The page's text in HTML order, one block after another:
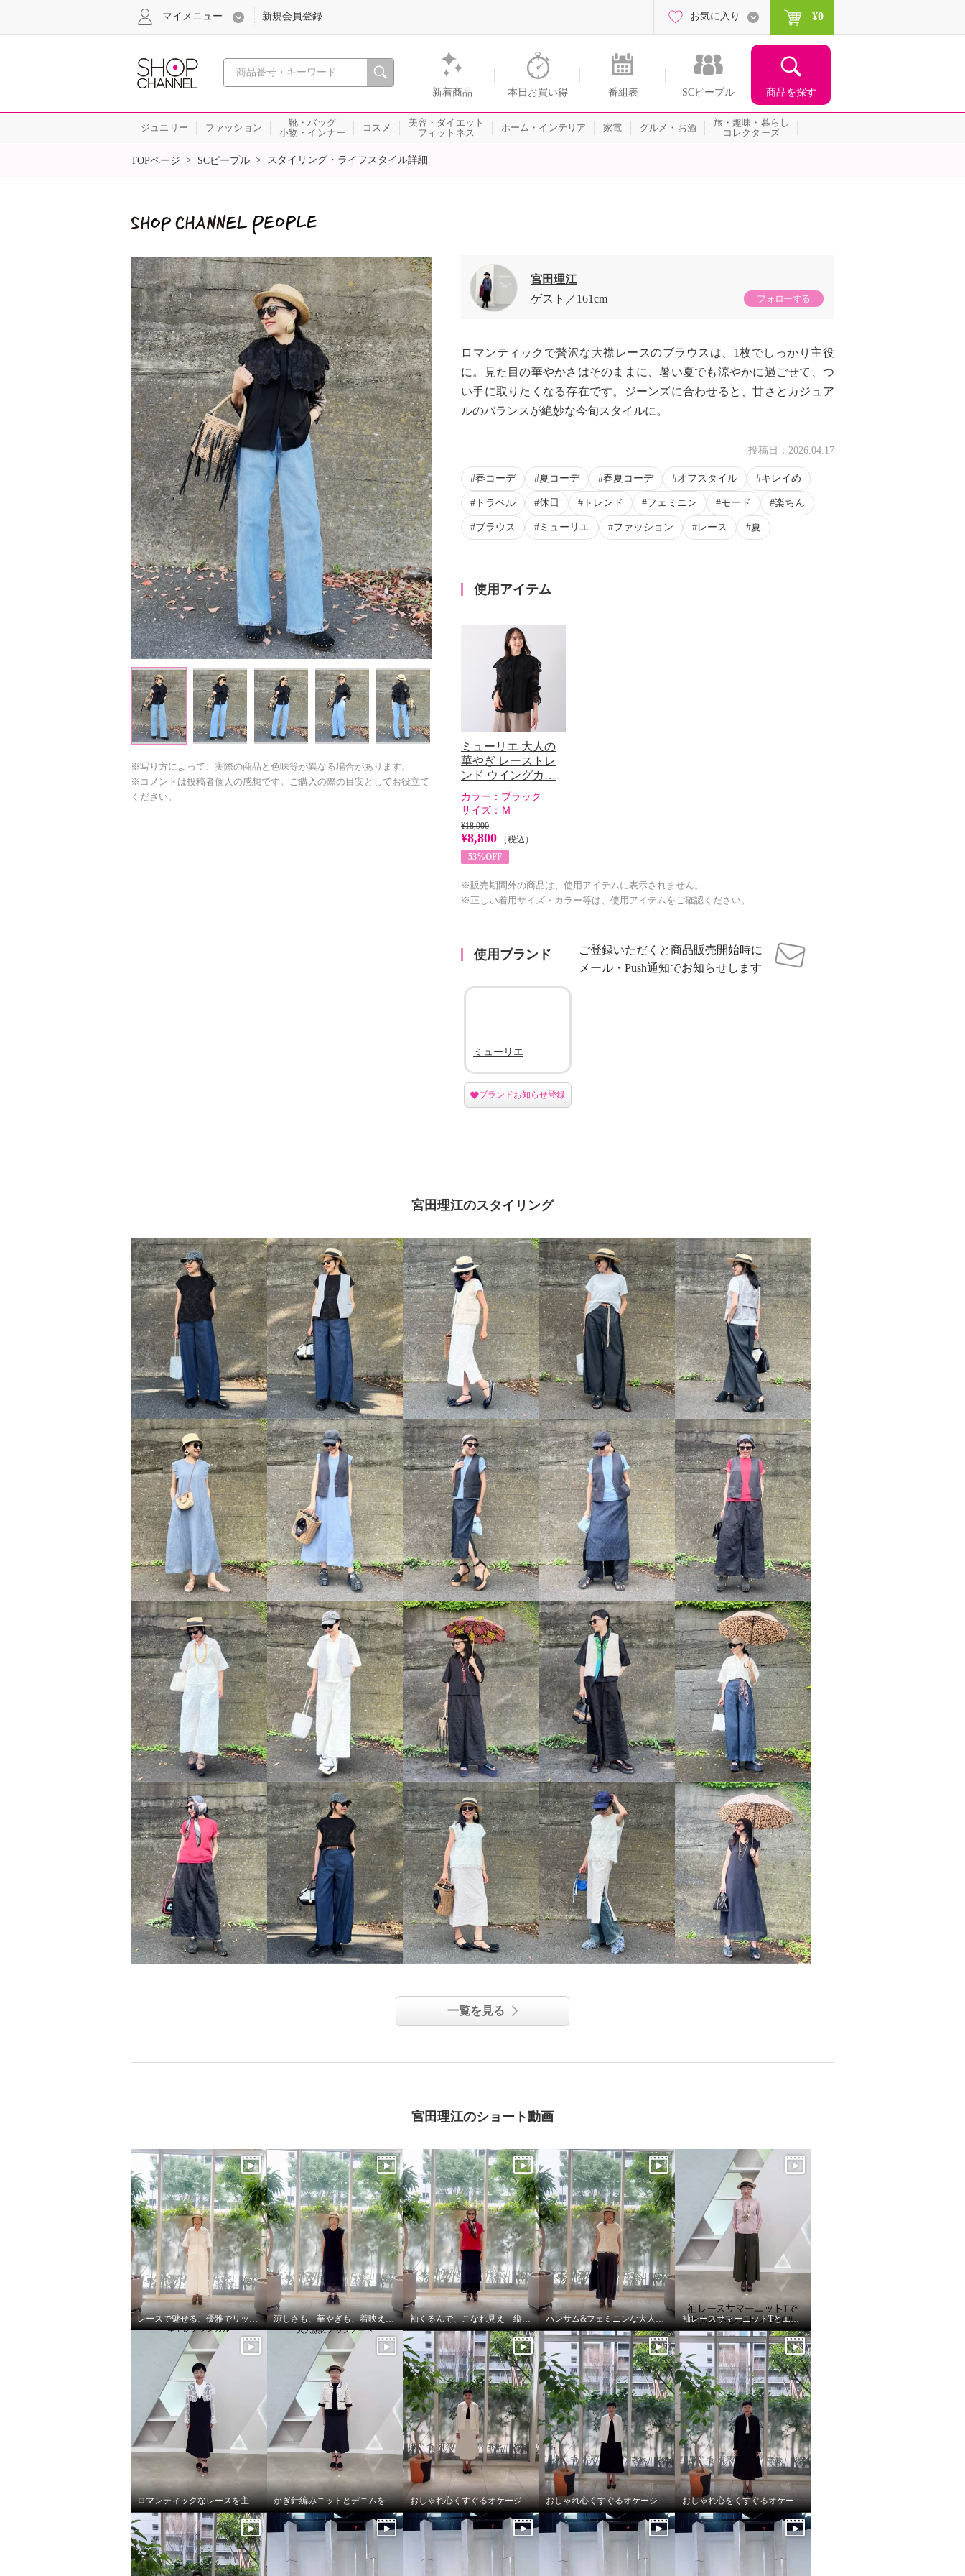
心おどる、瞬間を。通販・テレビショッピングのショップチャンネル
新着商品 本日お買い得 番組表 SCピープル 商品を探す
マイメニュー 新規会員登録 お気に入り ¥0
ジュエリー ファッション
靴・バッグ
小物・インナー
コスメ
美容・ダイエット
フィットネス
ホーム・インテリア 家電 グルメ・お酒
旅・趣味・暮らし
コレクターズ
SALE
TOPページ > SCピープル > スタイリング・ライフスタイル詳細
Next
※写り方によって、実際の商品と色味等が異なる場合があります。
※コメントは投稿者個人の感想です。ご購入の際の目安としてお役立て
ください。
宮田理江
ゲスト
161cm フォローする
ロマンティックで贅沢な大襟レースのブラウスは、1枚でしっかり主役
に。見た目の華やかさはそのままに、暑い夏でも涼やかに過ごせて、つ
い手に取りたくなる存在です。ジーンズに合わせると、甘さとカジュア
ルのバランスが絶妙な今旬スタイルに。
投稿日： 2026.04.17
春コーデ 夏コーデ 春夏コーデ オフスタイル キレイめ
トラベル 休日 トレンド フェミニン モード 楽ちん
ブラウス ミューリエ ファッション レース 夏
使用アイテム
ミューリエ 大人の
華やぎ レーストレ
ンド ウイングカ…
カラー： ブラック
サイズ： Ｍ
¥18,900
¥8,800
（税込）
53%OFF
※販売期間外の商品は、使用アイテムに表示されません。
※正しい着用サイズ・カラー等は、使用アイテムをご確認ください。
使用ブランド
ご登録いただくと商品販売開始時に
メール・Push通知でお知らせします
ミューリエ
ブランドお知らせ登録
宮田理江のスタイリング
一覧を見る
宮田理江のショート動画
レースで魅せる、優雅でリッチな大人セットアップ 涼しさも、華やぎも、着映えも叶える 袖くるんで、こなれ見え 縦長レイヤード ハンサム&フェミニンな大人スタイル 袖レースサマーニットTとエレガントカーゴで大人のトレンドスタイル
ロマンティックなレースを主役に華やかクラシカル かぎ針編みニットとデニムを大人仕様にアップデート おしゃれ心くすぐるオケージョンスタイル おしゃれ心くすぐるオケージョンスタイル おしゃれ心をくすぐるオケージョンスタイル